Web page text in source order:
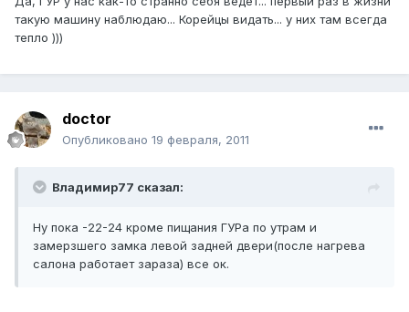
такую машину наблюдаю... Корейцы видать... у них там всегда
тепло )))
doctor
Опубликовано 19 февраля, 2011
Владимир77 сказал:
Ну пока -22-24 кроме пищания ГУРа по утрам и
замерзшего замка левой задней двери(после нагрева
салона работает зараза) все ок.